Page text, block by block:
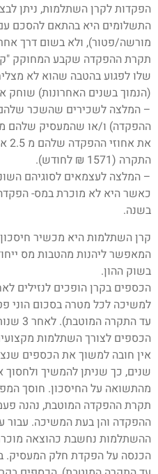
הפקדות לקרן השתלמות, ניתן
התשלומים היא בהתאם להסכם
מורשה/פטור), ולא בשום דרך
תקרת ההפקדה שקבע המחוקק
שלו לפגוע בהטבה שהוא לא
(הנמוך בשנים האחרונות) שוחק
התקרה (1571 ₪ לחודש).
– המלצה לעצמאים לסוגיהם
בשנה.
קרן השתלמות היא מכשיר
המאפשר ליהנות מהטבות מס
בשוק ההון.
למשיכה לכל מטרה בסכום הוני
עד
הכספים לצורך השתלמות
שנים, כך שניתן להמשיך ולחסוך
מהתשואה על החיסכון. חוסך
תקרת ההפקדה המוטבת, נהנה
ההפקדה והן בעת המשיכה. עבור
ההשתלמות נחשבת כהוצאה
הכנסה על הפקדת חלק המעסיק.